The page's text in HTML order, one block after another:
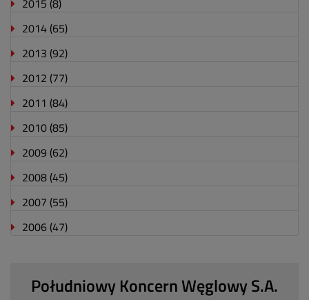
2015 (8)
2014 (65)
2013 (92)
2012 (77)
2011 (84)
2010 (85)
2009 (62)
2008 (45)
2007 (55)
2006 (47)
Południowy Koncern Węglowy S.A.